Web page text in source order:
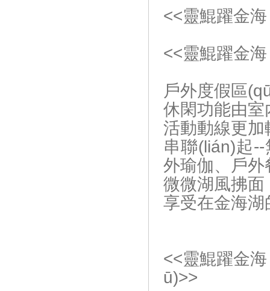
<<靈鯤躍金海
<<靈鯤躍金海
戶外度假區
休閑功能由室內
活動動線更加輕
串聯(lián)起--
外瑜伽、戶外
微微湖風拂面
享受在金海
<<靈鯤躍金海
ū)>>